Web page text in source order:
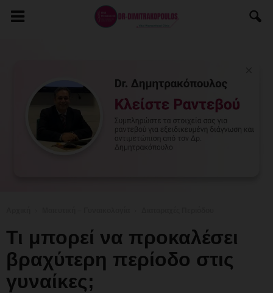
Τι μπορεί να προκαλέσει
βραχύτερη περίοδο στις
γυναίκες;